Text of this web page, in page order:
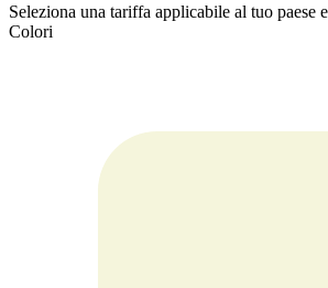
Seleziona una tariffa applicabile al tuo paese
Colori